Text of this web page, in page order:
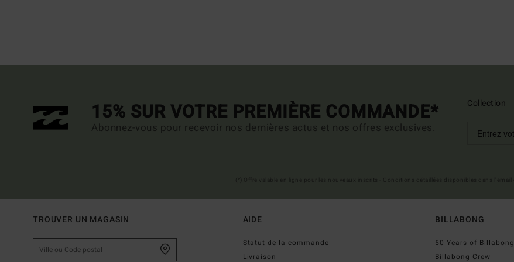
15% SUR VOTRE PREMIÈRE COMMANDE*
Abonnez-vous pour recevoir nos dernières actus et nos offres exclusives.
Collection
TROUVER UN MAGASIN AIDE
Statut de la commande
Livraison
BILLABONG
50 Years of Billabong
Billabong Crew